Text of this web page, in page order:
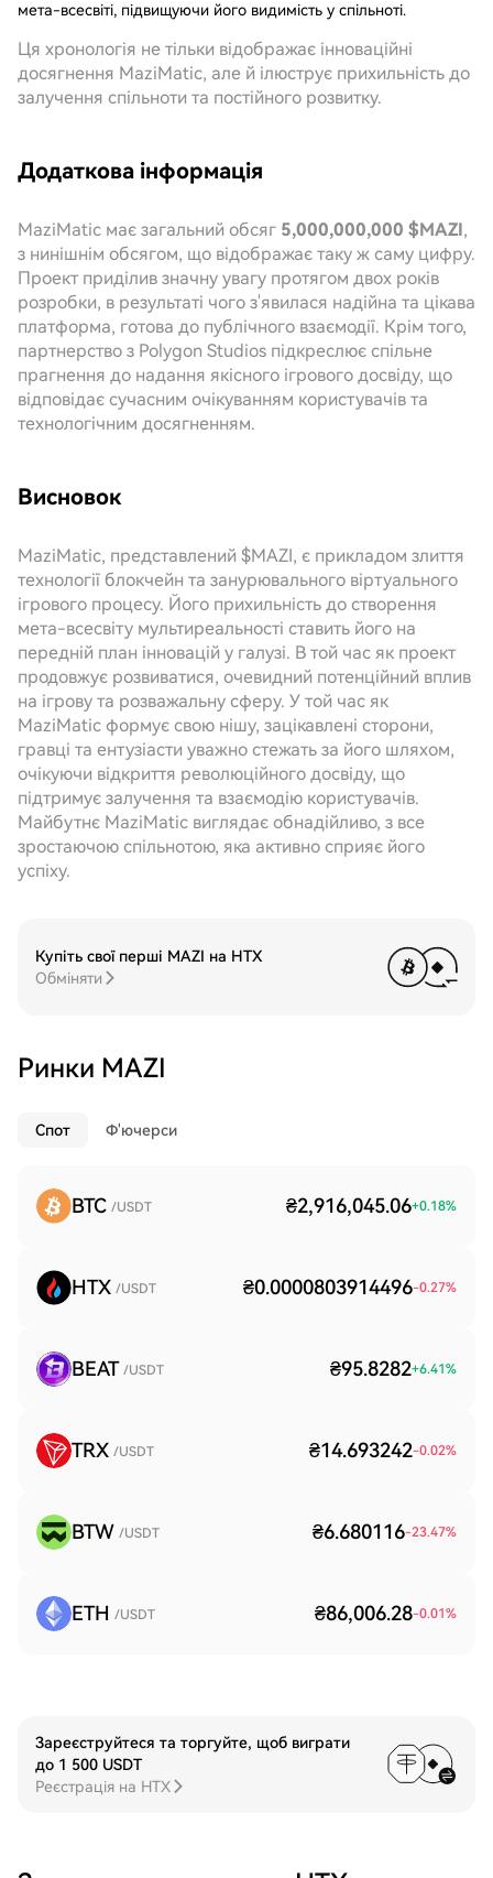
мета-всесвіті, підвищуючи його видимість у спільноті.
Ця хронологія не тільки відображає інноваційні
досягнення MaziMatic, але й ілюструє прихильність до
залучення спільноти та постійного розвитку.
Додаткова інформація
MaziMatic має загальний обсяг 5,000,000,000 $MAZI,
з нинішнім обсягом, що відображає таку ж саму цифру.
Проект приділив значну увагу протягом двох років
розробки, в результаті чого з'явилася надійна та цікава
платформа, готова до публічного взаємодії. Крім того,
партнерство з Polygon Studios підкреслює спільне
прагнення до надання якісного ігрового досвіду, що
відповідає сучасним очікуванням користувачів та
технологічним досягненням.
Висновок
MaziMatic, представлений $MAZI, є прикладом злиття
технології блокчейн та занурювального віртуального
ігрового процесу. Його прихильність до створення
мета-всесвіту мультиреальності ставить його на
передній план інновацій у галузі. В той час як проект
продовжує розвиватися, очевидний потенційний вплив
на ігрову та розважальну сферу. У той час як
MaziMatic формує свою нішу, зацікавлені сторони,
гравці та ентузіасти уважно стежать за його шляхом,
очікуючи відкриття революційного досвіду, що
підтримує залучення та взаємодію користувачів.
Майбутнє MaziMatic виглядає обнадійливо, з все
зростаючою спільнотою, яка активно сприяє його
успіху.
Купіть свої перші MAZI на HTX
Обміняти
Ринки MAZI
Спот Ф'ючерси
BTC /USDT ₴2,916,045.06+0.18%
HTX /USDT ₴0.0000803914496-0.27%
BEAT /USDT ₴95.8282+6.41%
TRX /USDT ₴14.693242-0.02%
BTW /USDT ₴6.680116-23.47%
ETH /USDT ₴86,006.28-0.01%
Зареєструйтеся та торгуйте, щоб виграти
до 1 500 USDT
Реєстрація на HTX